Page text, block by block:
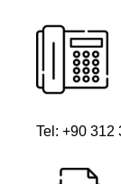
Tel: +90 312